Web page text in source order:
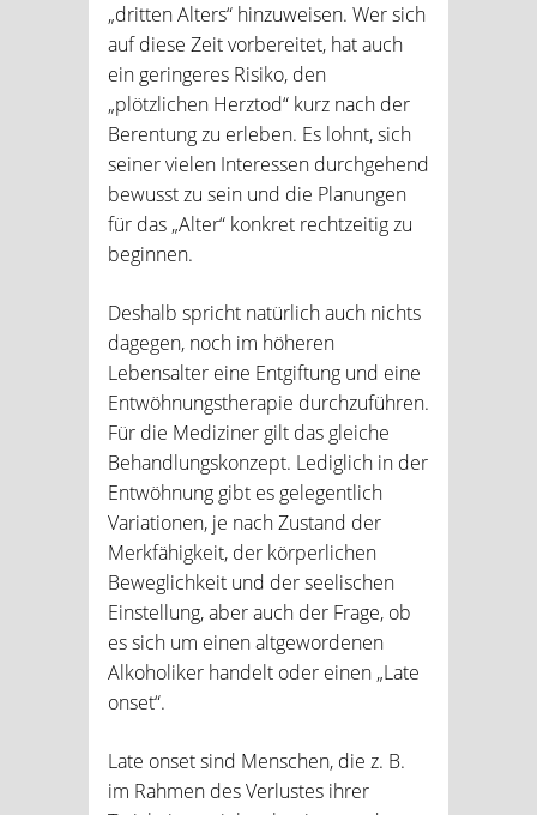
„dritten Alters“ hinzuweisen. Wer sich
auf diese Zeit vorbereitet, hat auch
ein geringeres Risiko, den
„plötzlichen Herztod“ kurz nach der
Berentung zu erleben. Es lohnt, sich
seiner vielen Interessen durchgehend
bewusst zu sein und die Planungen
für das „Alter“ konkret rechtzeitig zu
beginnen.
Deshalb spricht natürlich auch nichts
dagegen, noch im höheren
Lebensalter eine Entgiftung und eine
Entwöhnungstherapie durchzuführen.
Für die Mediziner gilt das gleiche
Behandlungskonzept. Lediglich in der
Entwöhnung gibt es gelegentlich
Variationen, je nach Zustand der
Merkfähigkeit, der körperlichen
Beweglichkeit und der seelischen
Einstellung, aber auch der Frage, ob
es sich um einen altgewordenen
Alkoholiker handelt oder einen „Late
onset“.
Late onset sind Menschen, die z. B.
im Rahmen des Verlustes ihrer